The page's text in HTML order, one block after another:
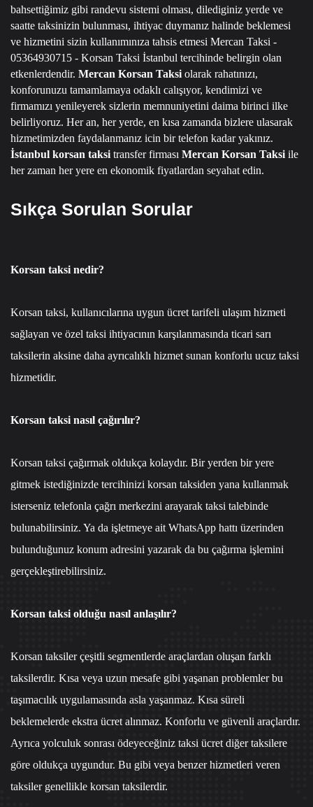
bahsettiğimiz gibi randevu sistemi olması, dilediginiz yerde ve
saatte taksinizin bulunması, ihtiyac duymanız halinde beklemesi
ve hizmetini sizin kullanımınıza tahsis etmesi Mercan Taksi -
05364930715 - Korsan Taksi İstanbul tercihinde belirgin olan
etkenlerdendir. Mercan Korsan Taksi olarak rahatınızı,
konforunuzu tamamlamaya odaklı calışıyor, kendimizi ve
firmamızı yenileyerek sizlerin memnuniyetini daima birinci ilke
belirliyoruz. Her an, her yerde, en kısa zamanda bizlere ulasarak
hizmetimizden faydalanmanız icin bir telefon kadar yakınız.
İstanbul korsan taksi transfer firması Mercan Korsan Taksi ile
her zaman her yere en ekonomik fiyatlardan seyahat edin.
Sıkça Sorulan Sorular
Korsan taksi nedir?
Korsan taksi, kullanıcılarına uygun ücret tarifeli ulaşım hizmeti
sağlayan ve özel taksi ihtiyacının karşılanmasında ticari sarı
taksilerin aksine daha ayrıcalıklı hizmet sunan konforlu ucuz taksi
hizmetidir.
Korsan taksi nasıl çağırılır?
Korsan taksi çağırmak oldukça kolaydır. Bir yerden bir yere
gitmek istediğinizde tercihinizi korsan taksiden yana kullanmak
isterseniz telefonla çağrı merkezini arayarak taksi talebinde
bulunabilirsiniz. Ya da işletmeye aitWhatsApp hattı üzerinden
bulunduğunuz konum adresini yazarak da bu çağırma işlemini
gerçekleştirebilirsiniz.
Korsan taksi olduğu nasıl anlaşılır?
Korsan taksiler çeşitli segmentlerde araçlardan oluşan farklı
taksilerdir. Kısa veya uzun mesafe gibi yaşanan problemler bu
taşımacılık uygulamasında asla yaşanmaz. Kısa süreli
beklemelerde ekstra ücret alınmaz. Konforlu ve güvenli araçlardır.
Ayrıca yolculuk sonrası ödeyeceğiniz taksi ücret diğer taksilere
göre oldukça uygundur. Bu gibi veya benzer hizmetleri veren
taksiler genellikle korsan taksilerdir.